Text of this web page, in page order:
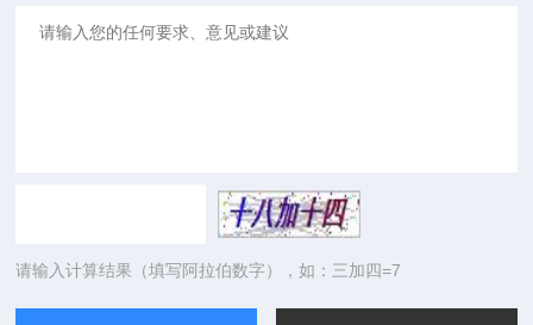
请输入计算结果（填写阿拉伯数字），如：三加四=7